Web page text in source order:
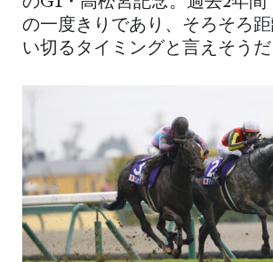
の一度きりであり、そろそろ
い切るタイミングと言えそうだ